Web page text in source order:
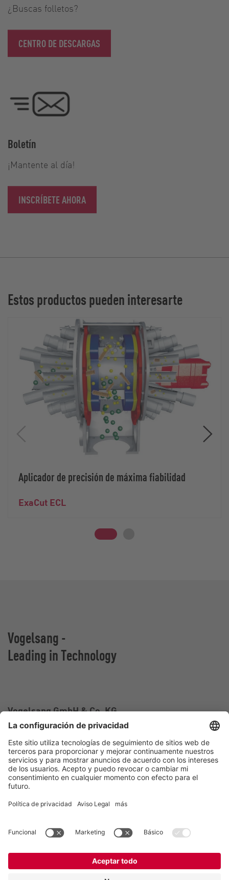
¿Buscas folletos?
CENTRO DE DESCARGAS
Boletín
¡Mantente al día!
INSCRÍBETE AHORA
Estos productos pueden interesarte
Aplicador de precisión de máxima fiabilidad
ExaCut ECL
Vogelsang -
Leading in Technology
Vogelsang GmbH & Co. KG
Holthoege 10-14
49632 Essen (Oldenburg)
Alemania
Contacto
germany@vogelsang.info